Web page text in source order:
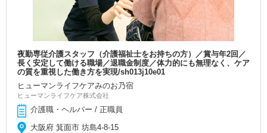
夜勤専従介護スタッフ（介護福祉士をお持ちの方）／賞与年2回／
長く安定して働ける職場／退職金制度／体力的にも無理なく、ケア
の質を重視した働き方を実現/sh013j10e01
ヒューマンライフケアみのお乃宿
ヒューマンライフケア株式会社
介護職・ヘルパー / 正職員
大阪府 箕面市 坊島4-8-15